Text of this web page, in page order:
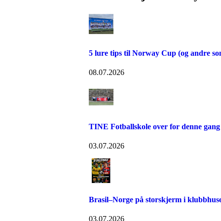
5 lure tips til Norway Cup (og andre
08.07.2026
TINE Fotballskole over for denne gang
03.07.2026
Brasil–Norge på storskjerm i
03.07.2026